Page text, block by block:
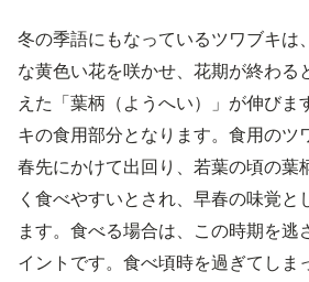
冬の季語にもなっているツワブキは
な黄色い花を咲かせ、花期が終わる
えた「葉柄（ようへい）」が伸びま
キの食用部分となります。食用のツ
春先にかけて出回り、若葉の頃の葉
く食べやすいとされ、早春の味覚と
ます。食べる場合は、この時期を逃
イントです。食べ頃時を過ぎてしま